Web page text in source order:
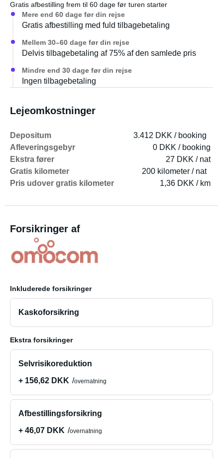
Gratis afbestilling frem til 60 dage før turen starter
Mere end 60 dage før din rejse
Gratis afbestilling med fuld tilbagebetaling
Mellem 30–60 dage før din rejse
Delvis tilbagebetaling af 75% af den samlede pris
Mindre end 30 dage før din rejse
Ingen tilbagebetaling
Lejeomkostninger
Depositum
3.412 DKK / booking
Afleveringsgebyr
0 DKK / booking
Ekstra fører
27 DKK / nat
Gratis kilometer
200 kilometer / nat
Pris udover gratis kilometer
1,36 DKK / km
Forsikringer af
Inkluderede forsikringer
Kaskoforsikring
Ekstra forsikringer
Selvrisikoreduktion
+ 156,62 DKK
overnatning
Afbestillingsforsikring
+ 46,07 DKK
overnatning